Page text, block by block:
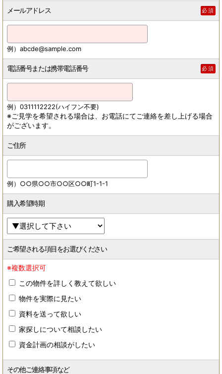
メールアドレス 必須
例）abcde@sample.com
電話番号または携帯電話番号 必須
例）0311112222(ハイフン不要)
※ご見学を希望される場合は、お電話にてご連絡を差し上げる場合
がございます。
ご住所
例）○○県○○市○○区○○町1-1-1
購入希望時期
ご希望される項目をお選びください
※複数選択可
この物件を詳しく教えて欲しい
物件を実際に見たい
資料を送って欲しい
家探しについて相談したい
資金計画の相談がしたい
その他ご連絡事項など